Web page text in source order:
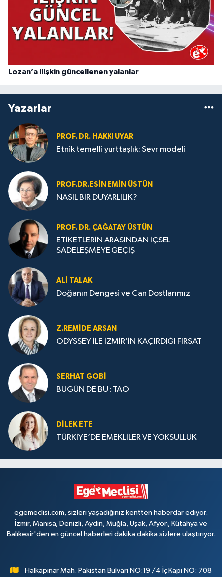
Lozan’a ilişkin güncellenen yalanlar
Yazarlar
PROF. DR. HAKKI UYAR
Etnik temelli yurttaşlık: Sevr modeli
PROF.DR.ESIN EMIN ÜSTÜN
NASIL BİR DUYARLILIK?
PROF. DR. ÇAĞATAY ÜSTÜN
ETİKETLERİN ARASINDAN İÇSEL
SADELEŞMEYE GEÇİŞ
ALI TALAK
Doğanın Dengesi ve Can Dostlarımız
Z.REMIDE ARSAN
ODYSSEY İLE İZMİR’İN KAÇIRDIĞI FIRSAT
SERHAT GOBİ
BUGÜN DE BU : TAO
DILEK ETE
TÜRKİYE’DE EMEKLİLER VE YOKSULLUK
egemeclisi.com, sizleri yaşadığınız kentten haberdar ediyor.
İzmir, Manisa, Denizli, Aydın, Muğla, Uşak, Afyon, Kütahya ve
Balıkesir'den en güncel haberleri dakika dakika sizlere ulaştırıyor.
Halkapınar Mah. Pakistan Bulvarı NO:19 /4 İç Kapı NO: 708